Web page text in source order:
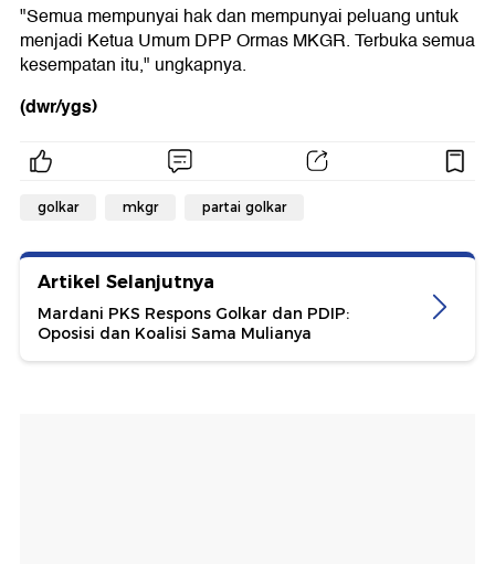
"Semua mempunyai hak dan mempunyai peluang untuk
menjadi Ketua Umum DPP Ormas MKGR. Terbuka semua
kesempatan itu," ungkapnya.
(dwr/ygs)
golkar mkgr partai golkar
Artikel Selanjutnya
Mardani PKS Respons Golkar dan PDIP:
Oposisi dan Koalisi Sama Mulianya